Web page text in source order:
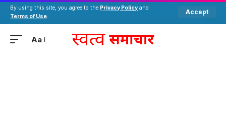
By using this site, you agree to the Privacy Policy and
Terms of Use.
Accept
Aa